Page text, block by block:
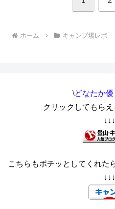
ホーム キャンプ場レポ
\どなたか優
クリックしてもらえ
↓↓↓
こちらもポチッとしてくれた
↓↓↓